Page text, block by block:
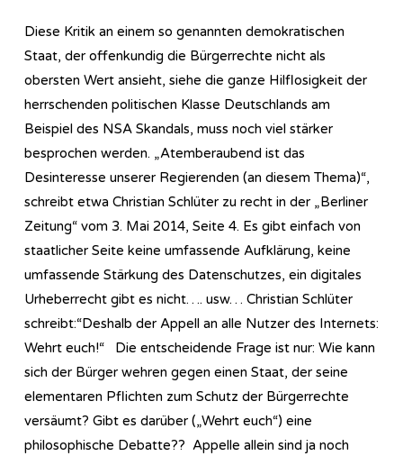
Diese Kritik an einem so genannten demokratischen
Staat, der offenkundig die Bürgerrechte nicht als
obersten Wert ansieht, siehe die ganze Hilflosigkeit der
herrschenden politischen Klasse Deutschlands am
Beispiel des NSA Skandals, muss noch viel stärker
besprochen werden. „Atemberaubend ist das
Desinteresse unserer Regierenden (an diesem Thema)“,
schreibt etwa Christian Schlüter zu recht in der „Berliner
Zeitung“ vom 3. Mai 2014, Seite 4. Es gibt einfach von
staatlicher Seite keine umfassende Aufklärung, keine
umfassende Stärkung des Datenschutzes, ein digitales
Urheberrecht gibt es nicht…. usw… Christian Schlüter
schreibt:“Deshalb der Appell an alle Nutzer des Internets:
Wehrt euch!“ Die entscheidende Frage ist nur: Wie kann
sich der Bürger wehren gegen einen Staat, der seine
elementaren Pflichten zum Schutz der Bürgerrechte
versäumt? Gibt es darüber („Wehrt euch“) eine
philosophische Debatte?? Appelle allein sind ja noch